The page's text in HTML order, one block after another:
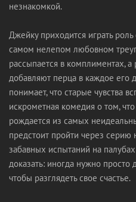
незнакомкой.
Джейку приходится играть
самом нелепом любовном
рассыпается в комплиментах,
добавляют перца в каждое его
понимает, что старые чувства
искрометная комедия о том,
рождается из самых
предстоит пройти через серию
забавных испытаний на
доказать: иногда нужно просто
чтобы разглядеть свое счастье.